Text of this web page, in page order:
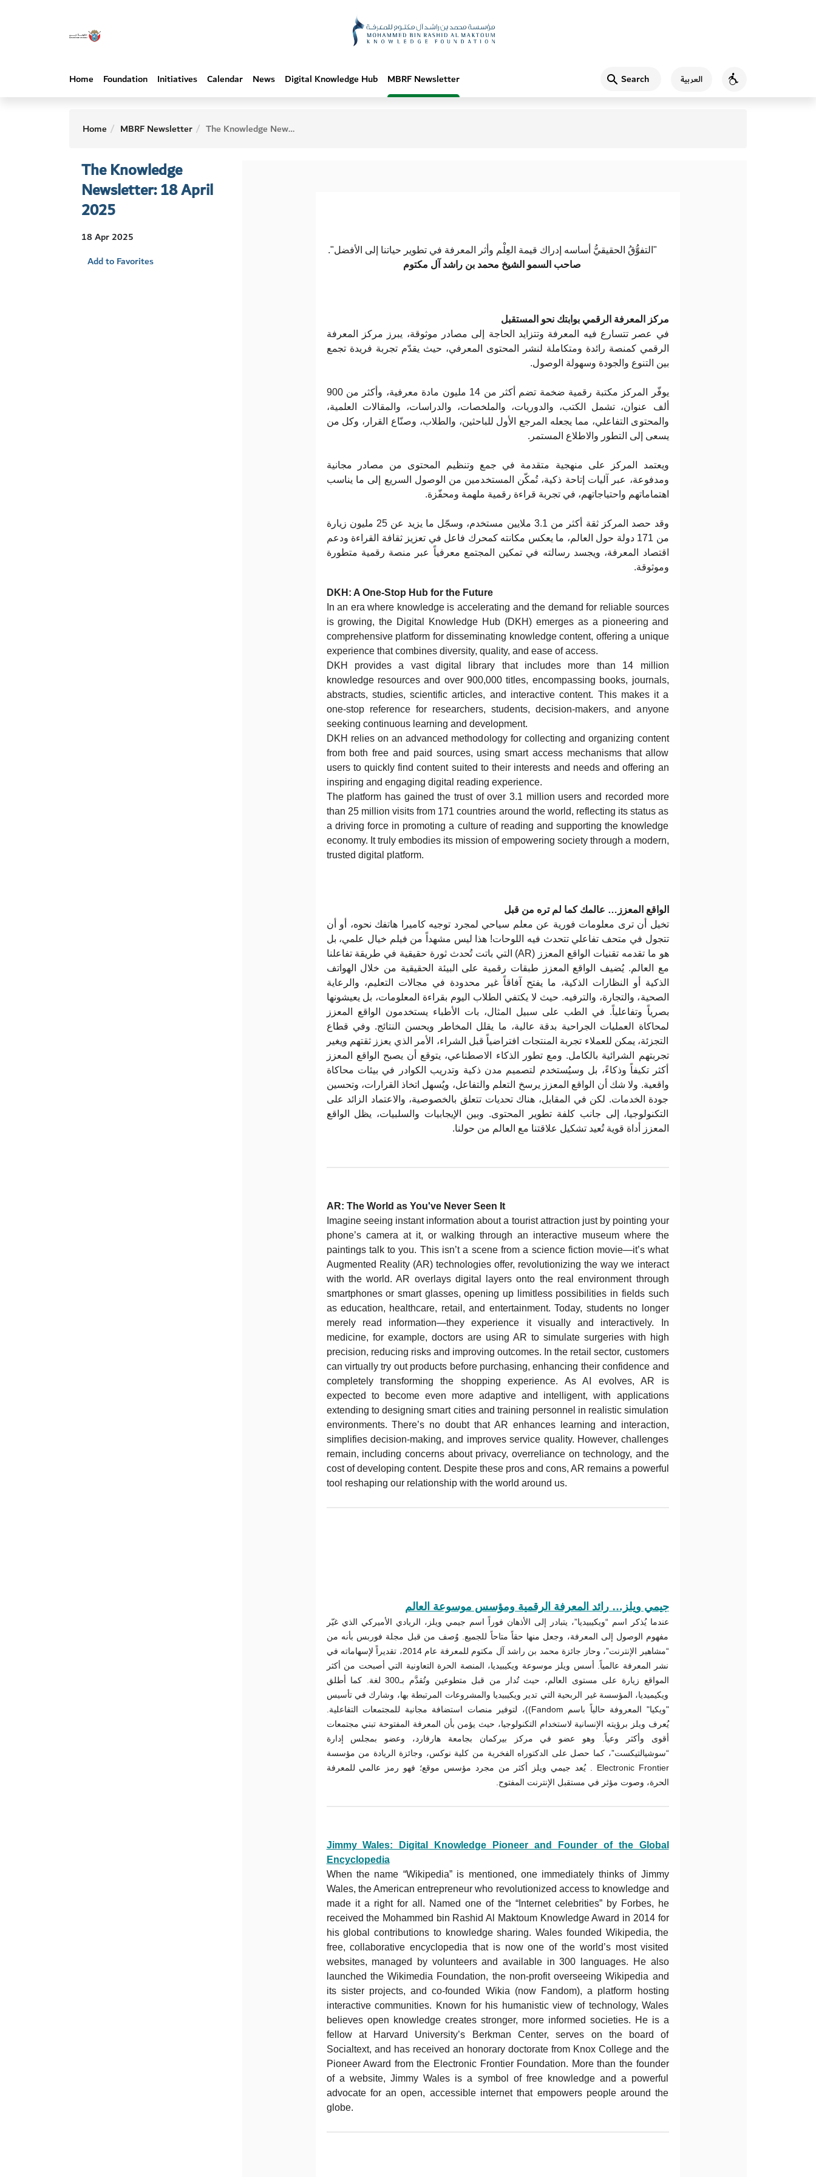
Search العربية Accessibility
Home Foundation Initiatives Calendar News Digital Knowledge Hub MBRF Newsletter
Home MBRF Newsletter The Knowledge Newsletter: 18 April 2025
The Knowledge
Newsletter: 18 April
2025
18 Apr 2025
Add to Favorites
"التفوُّقُ الحقيقيُّ أساسه إدراك قيمة العِلْم وأثر المعرفة في تطوير حياتنا إلى الأفضل".
صاحب السمو الشيخ محمد بن راشد آل مكتوم
مركز المعرفة الرقمي بوابتك نحو المستقبل
في عصر تتسارع فيه المعرفة وتتزايد الحاجة إلى مصادر موثوقة، يبرز مركز المعرفة
الرقمي كمنصة رائدة ومتكاملة لنشر المحتوى المعرفي، حيث يقدّم تجربة فريدة تجمع
بين التنوع والجودة وسهولة الوصول.
يوفّر المركز مكتبة رقمية ضخمة تضم أكثر من 14 مليون مادة معرفية، وأكثر من 900
ألف عنوان، تشمل الكتب، والدوريات، والملخصات، والدراسات، والمقالات العلمية،
والمحتوى التفاعلي، مما يجعله المرجع الأول للباحثين، والطلاب، وصنّاع القرار، وكل من
يسعى إلى التطور والاطلاع المستمر.
ويعتمد المركز على منهجية متقدمة في جمع وتنظيم المحتوى من مصادر مجانية
ومدفوعة، عبر آليات إتاحة ذكية، تُمكّن المستخدمين من الوصول السريع إلى ما يناسب
اهتماماتهم واحتياجاتهم، في تجربة قراءة رقمية ملهمة ومحفّزة.
وقد حصد المركز ثقة أكثر من 3.1 ملايين مستخدم، وسجّل ما يزيد عن 25 مليون زيارة
من 171 دولة حول العالم، ما يعكس مكانته كمحرك فاعل في تعزيز ثقافة القراءة ودعم
اقتصاد المعرفة، ويجسد رسالته في تمكين المجتمع معرفياً عبر منصة رقمية متطورة
وموثوقة.
DKH: A One-Stop Hub for the Future
In an era where knowledge is accelerating and the demand for reliable sources
is growing, the Digital Knowledge Hub (DKH) emerges as a pioneering and
comprehensive platform for disseminating knowledge content, offering a unique
experience that combines diversity, quality, and ease of access.
DKH provides a vast digital library that includes more than 14 million
knowledge resources and over 900,000 titles, encompassing books, journals,
abstracts, studies, scientific articles, and interactive content. This makes it a
one-stop reference for researchers, students, decision-makers, and anyone
seeking continuous learning and development.
DKH relies on an advanced methodology for collecting and organizing content
from both free and paid sources, using smart access mechanisms that allow
users to quickly find content suited to their interests and needs and offering an
inspiring and engaging digital reading experience.
The platform has gained the trust of over 3.1 million users and recorded more
than 25 million visits from 171 countries around the world, reflecting its status as
a driving force in promoting a culture of reading and supporting the knowledge
economy. It truly embodies its mission of empowering society through a modern,
trusted digital platform.
الواقع المعزز… عالمك كما لم تره من قبل
تخيل أن ترى معلومات فورية عن معلم سياحي لمجرد توجيه كاميرا هاتفك نحوه، أو أن
تتجول في متحف تفاعلي تتحدث فيه اللوحات! هذا ليس مشهداً من فيلم خيال علمي، بل
هو ما تقدمه تقنيات الواقع المعزز (AR) التي باتت تُحدث ثورة حقيقية في طريقة تفاعلنا
مع العالم. يُضيف الواقع المعزز طبقات رقمية على البيئة الحقيقية من خلال الهواتف
الذكية أو النظارات الذكية، ما يفتح آفاقاً غير محدودة في مجالات التعليم، والرعاية
الصحية، والتجارة، والترفيه. حيث لا يكتفي الطلاب اليوم بقراءة المعلومات، بل يعيشونها
بصرياً وتفاعلياً. في الطب على سبيل المثال، بات الأطباء يستخدمون الواقع المعزز
لمحاكاة العمليات الجراحية بدقة عالية، ما يقلل المخاطر ويحسن النتائج. وفي قطاع
التجزئة، يمكن للعملاء تجربة المنتجات افتراضياً قبل الشراء، الأمر الذي يعزز ثقتهم ويغير
تجربتهم الشرائية بالكامل. ومع تطور الذكاء الاصطناعي، يتوقع أن يصبح الواقع المعزز
أكثر تكيفاً وذكاءً، بل وسيُستخدم لتصميم مدن ذكية وتدريب الكوادر في بيئات محاكاة
واقعية. ولا شك أن الواقع المعزز يرسخ التعلم والتفاعل، ويُسهل اتخاذ القرارات، وتحسين
جودة الخدمات. لكن في المقابل، هناك تحديات تتعلق بالخصوصية، والاعتماد الزائد على
التكنولوجيا، إلى جانب كلفة تطوير المحتوى. وبين الإيجابيات والسلبيات، يظل الواقع
المعزز أداة قوية تُعيد تشكيل علاقتنا مع العالم من حولنا.
AR: The World as You've Never Seen It
Imagine seeing instant information about a tourist attraction just by pointing your
phone’s camera at it, or walking through an interactive museum where the
paintings talk to you. This isn’t a scene from a science fiction movie—it’s what
Augmented Reality (AR) technologies offer, revolutionizing the way we interact
with the world. AR overlays digital layers onto the real environment through
smartphones or smart glasses, opening up limitless possibilities in fields such
as education, healthcare, retail, and entertainment. Today, students no longer
merely read information—they experience it visually and interactively. In
medicine, for example, doctors are using AR to simulate surgeries with high
precision, reducing risks and improving outcomes. In the retail sector, customers
can virtually try out products before purchasing, enhancing their confidence and
completely transforming the shopping experience. As AI evolves, AR is
expected to become even more adaptive and intelligent, with applications
extending to designing smart cities and training personnel in realistic simulation
environments. There’s no doubt that AR enhances learning and interaction,
simplifies decision-making, and improves service quality. However, challenges
remain, including concerns about privacy, overreliance on technology, and the
cost of developing content. Despite these pros and cons, AR remains a powerful
tool reshaping our relationship with the world around us.
جيمي ويلز… رائد المعرفة الرقمية ومؤسس موسوعة العالم
عندما يُذكر اسم “ويكيبيديا”، يتبادر إلى الأذهان فوراً اسم جيمي ويلز، الريادي الأميركي الذي غيّر
مفهوم الوصول إلى المعرفة، وجعل منها حقاً متاحاً للجميع. وُصف من قبل مجلة فوربس بأنه من
“مشاهير الإنترنت”، وحاز جائزة محمد بن راشد آل مكتوم للمعرفة عام 2014، تقديراً لإسهاماته في
نشر المعرفة عالمياً. أسس ويلز موسوعة ويكيبيديا، المنصة الحرة التعاونية التي أصبحت من أكثر
المواقع زيارة على مستوى العالم، حيث تُدار من قبل متطوعين وتُقدَّم بـ300 لغة. كما أطلق
ويكيميديا، المؤسسة غير الربحية التي تدير ويكيبيديا والمشروعات المرتبطة بها، وشارك في تأسيس
"ويكيا" المعروفة حالياً باسم Fandom))، لتوفير منصات استضافة مجانية للمجتمعات التفاعلية.
يُعرف ويلز برؤيته الإنسانية لاستخدام التكنولوجيا، حيث يؤمن بأن المعرفة المفتوحة تبني مجتمعات
أقوى وأكثر وعياً. وهو عضو في مركز بيركمان بجامعة هارفارد، وعضو بمجلس إدارة
“سوشيالتيكست”، كما حصل على الدكتوراه الفخرية من كلية نوكس، وجائزة الريادة من مؤسسة
Electronic Frontier . يُعد جيمي ويلز أكثر من مجرد مؤسس موقع؛ فهو رمز عالمي للمعرفة
الحرة، وصوت مؤثر في مستقبل الإنترنت المفتوح.
Jimmy Wales: Digital Knowledge Pioneer and Founder of the Global
Encyclopedia
When the name “Wikipedia” is mentioned, one immediately thinks of Jimmy
Wales, the American entrepreneur who revolutionized access to knowledge and
made it a right for all. Named one of the “Internet celebrities” by Forbes, he
received the Mohammed bin Rashid Al Maktoum Knowledge Award in 2014 for
his global contributions to knowledge sharing. Wales founded Wikipedia, the
free, collaborative encyclopedia that is now one of the world’s most visited
websites, managed by volunteers and available in 300 languages. He also
launched the Wikimedia Foundation, the non-profit overseeing Wikipedia and
its sister projects, and co-founded Wikia (now Fandom), a platform hosting
interactive communities. Known for his humanistic view of technology, Wales
believes open knowledge creates stronger, more informed societies. He is a
fellow at Harvard University’s Berkman Center, serves on the board of
Socialtext, and has received an honorary doctorate from Knox College and the
Pioneer Award from the Electronic Frontier Foundation. More than the founder
of a website, Jimmy Wales is a symbol of free knowledge and a powerful
advocate for an open, accessible internet that empowers people around the
globe.